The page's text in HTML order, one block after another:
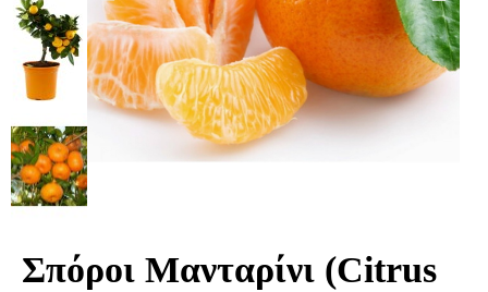
Σπόροι Μανταρίνι (Citrus